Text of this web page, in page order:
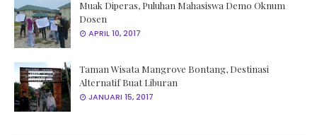
Muak Diperas, Puluhan Mahasiswa Demo Oknum
Dosen
APRIL 10, 2017
Taman Wisata Mangrove Bontang, Destinasi
Alternatif Buat Liburan
JANUARI 15, 2017